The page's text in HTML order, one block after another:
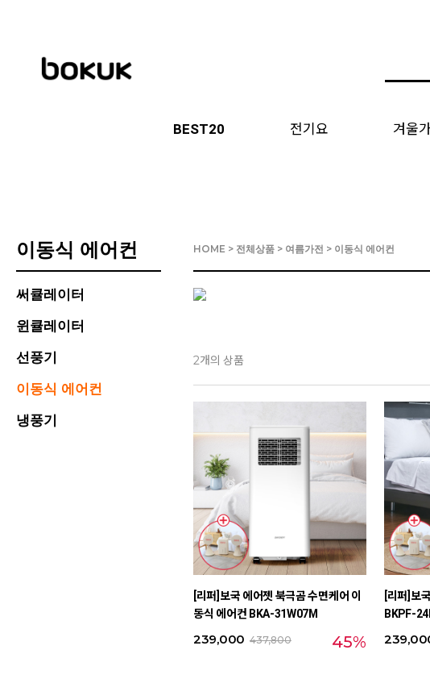
BEST20 전기요 겨울
이동식 에어컨
써큘레이터
윈큘레이터
선풍기
이동식 에어컨
냉풍기
HOME > 전체상품 > 여름가전 > 이동식 에어컨
2개의 상품
[리퍼]보국 에어젯 북극곰 수면케어 이
동식 에어컨 BKA-31W07M
45%
239,000 437,800
[리퍼]보
BKPF-